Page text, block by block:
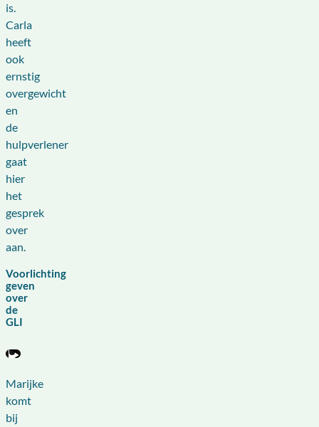
is.
Carla
heeft
ook
ernstig
overgewicht
en
de
hulpverlener
gaat
hier
het
gesprek
over
aan.
Voorlichting
geven
over
de
GLI
Marijke
komt
bij